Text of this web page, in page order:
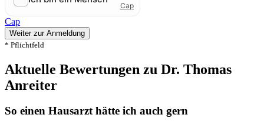
Cap
Weiter zur Anmeldung
* Pflichtfeld
Aktuelle Bewertungen zu Dr. Thomas
Anreiter
So einen Hausarzt hätte ich auch gern